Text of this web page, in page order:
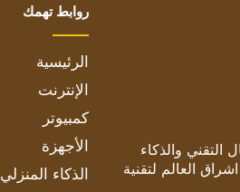
التقني والذكاء
العالم لتقنية
روابط تهمك
الرئيسية
الإنترنت
كمبيوتر
الأجهزة
الذكاء المنزلي